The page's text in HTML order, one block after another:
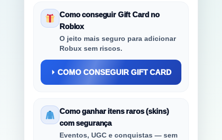
Como conseguir Gift Card no
Roblox
O jeito mais seguro para adicionar
Robux sem riscos.
⏵ COMO CONSEGUIR GIFT CARD
Como ganhar itens raros (skins)
com segurança
Eventos, UGC e conquistas — sem